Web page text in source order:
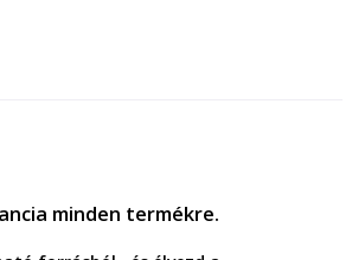
minden termékre.